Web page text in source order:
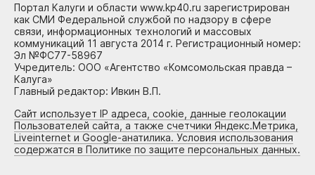
Портал Калуги и области www.kp40.ru зарегистрирован
как СМИ Федеральной службой по надзору в сфере
связи, информационных технологий и массовых
коммуникаций 11 августа 2014 г. Регистрационный номер:
Эл №ФС77-58967
Учредитель: ООО «Агентство «Комсомольская правда –
Калуга»
Главный редактор: Ивкин В.П.
Сайт использует IP адреса, cookie, данные геолокации
Пользователей сайта, а также счетчики Яндекс.Метрика,
Liveinternet и Google-анатилика. Условия использования
содержатся в Политике по защите персональных данных.